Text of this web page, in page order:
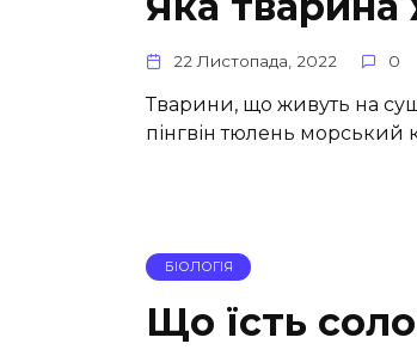
22 Листопада, 2022 0
Тварини, що живуть на
пінгвін тюлень морський
БІОЛОГІЯ
Що їсть